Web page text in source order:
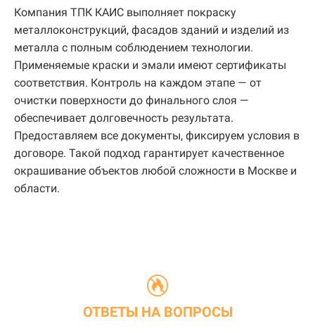
Компания ТПК КАИС выполняет покраску
металлоконструкций, фасадов зданий и изделий из
металла с полным соблюдением технологии.
Применяемые краски и эмали имеют сертификаты
соответствия. Контроль на каждом этапе — от
очистки поверхности до финального слоя —
обеспечивает долговечность результата.
Предоставляем все документы, фиксируем условия в
договоре. Такой подход гарантирует качественное
окрашивание объектов любой сложности в Москве и
области.
ОТВЕТЫ НА ВОПРОСЫ